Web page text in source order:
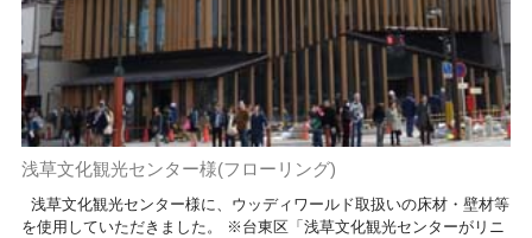
浅草文化観光センター様(フローリング)
浅草文化観光センター様に、ウッディワールド取扱いの床材・壁材等
を使用していただきました。 ※台東区「浅草文化観光センターがリニ